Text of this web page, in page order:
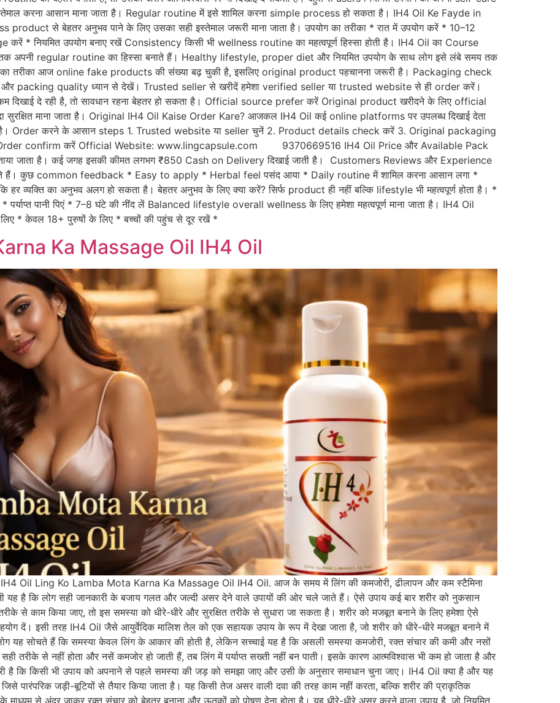
करना आसान माना जाता है। Regular routine में इसे शामिल करना simple process हो सकता है। IH4 Oil Ke Fayde in
से बेहतर अनुभव पाने के लिए उसका सही इस्तेमाल जरूरी माना जाता है। उपयोग का तरीका * रात में उपयोग करें * 10–12
* नियमित उपयोग बनाए रखें Consistency किसी भी wellness routine का महत्वपूर्ण हिस्सा होती है। IH4 Oil का Course
अपनी regular routine का हिस्सा बनाते हैं। Healthy lifestyle, proper diet और नियमित उपयोग के साथ लोग इसे लंबे समय तक
तरीका आज online fake products की संख्या बढ़ चुकी है, इसलिए original product पहचानना जरूरी है। Packaging check
packing quality ध्यान से देखें। Trusted seller से खरीदें हमेशा verified seller या trusted website से ही order करें।
दे रही है, तो सावधान रहना बेहतर हो सकता है। Official source prefer करें Original product खरीदने के लिए official
सुरक्षित माना जाता है। Original IH4 Oil Kaise Order Kare? आजकल IH4 Oil कई online platforms पर उपलब्ध दिखाई देता
है। Order करने के आसान steps 1. Trusted website या seller चुनें 2. Product details check करें 3. Original packaging
confirm करें Official Website: www.lingcapsule.com 9370669516 IH4 Oil Price और Available Pack
जाता है। कई जगह इसकी कीमत लगभग ₹850 Cash on Delivery दिखाई जाती है। Customers Reviews और Experience
हैं। कुछ common feedback * Easy to apply * Herbal feel पसंद आया * Daily routine में शामिल करना आसान लगा *
व्यक्ति का अनुभव अलग हो सकता है। बेहतर अनुभव के लिए क्या करें? सिर्फ product ही नहीं बल्कि lifestyle भी महत्वपूर्ण होता है। *
पानी पिएं * 7–8 घंटे की नींद लें Balanced lifestyle overall wellness के लिए हमेशा महत्वपूर्ण माना जाता है। IH4 Oil
लिए * केवल 18+ पुरुषों के लिए * बच्चों की पहुंच से दूर रखें *
Ka Massage Oil IH4 Oil
Oil Ling Ko Lamba Mota Karna Ka Massage Oil IH4 Oil. आज के समय में लिंग की कमजोरी, ढीलापन और कम स्टैमिना
यह है कि लोग सही जानकारी के बजाय गलत और जल्दी असर देने वाले उपायों की ओर चले जाते हैं। ऐसे उपाय कई बार शरीर को नुकसान
से काम किया जाए, तो इस समस्या को धीरे-धीरे और सुरक्षित तरीके से सुधारा जा सकता है। शरीर को मजबूत बनाने के लिए हमेशा ऐसे
दें। इसी तरह IH4 Oil जैसे आयुर्वेदिक मालिश तेल को एक सहायक उपाय के रूप में देखा जाता है, जो शरीर को धीरे-धीरे मजबूत बनाने में
सोचते हैं कि समस्या केवल लिंग के आकार की होती है, लेकिन सच्चाई यह है कि असली समस्या कमजोरी, रक्त संचार की कमी और नसों
तरीके से नहीं होता और नसें कमजोर हो जाती हैं, तब लिंग में पर्याप्त सख्ती नहीं बन पाती। इसके कारण आत्मविश्वास भी कम हो जाता है और
है कि किसी भी उपाय को अपनाने से पहले समस्या की जड़ को समझा जाए और उसी के अनुसार समाधान चुना जाए। IH4 Oil क्या है और यह
पारंपरिक जड़ी-बूटियों से तैयार किया जाता है। यह किसी तेज असर वाली दवा की तरह काम नहीं करता, बल्कि शरीर की प्राकृतिक
माध्यम से अंदर जाकर रक्त संचार को बेहतर बनाना और ऊतकों को पोषण देना होता है। यह धीरे-धीरे असर करने वाला उपाय है, जो नियमित